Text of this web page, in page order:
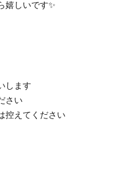
嬉しいです✨
します
さい
控えてください